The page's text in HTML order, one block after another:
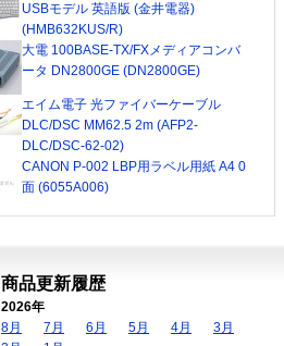
USBモデル 英語版 (金井電器)
(HMB632KUS/R)
大電 100BASE-TX/FXメディアコンバ
ータ DN2800GE (DN2800GE)
エイム電子 光ファイバーケーブル
DLC/DSC MM62.5 2m (AFP2-
DLC/DSC-62-02)
CANON P-002 LBP用ラベル用紙 A4 0
面 (6055A006)
商品更新履歴
2026年
8月
7月 6月 5月 4月
3月